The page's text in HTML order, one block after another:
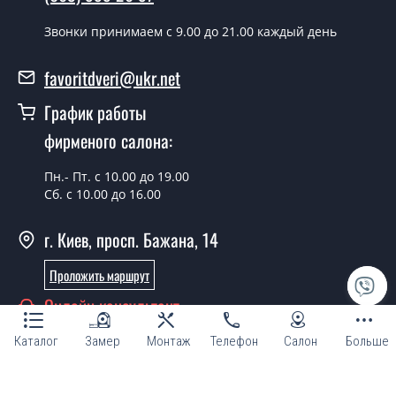
Каталог Замер Монтаж Телефон Салон Больше
замерщика?
Да можно.
У вас есть в наличии готовые двери
входные?
Да, мы имеем большой ассортимент готовых входных
Какая стоимость самых дешевых
входных дверей?
От 5200 грн.
Нужны двери входные эконом
класса, что посоветуете?
Звонки принимаем c 9.00 до 21.00 каждый день
favoritdveri@ukr.net
График работы
фирменого салона:
Пн.- Пт. с 10.00 до 19.00
Сб. с 10.00 до 16.00
г. Киев, просп. Бажана, 14
Проложить маршрут
Онлайн консультант